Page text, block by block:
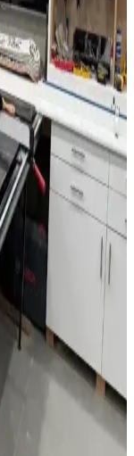
kenar işleme
projeler ortaya
dikkat gerektiren
Estetik
Yaratın
ve fonksiyonelliği
ve özelliklerdeki
ile Alan
şık tasarımlarla
Farklı
ve Estetiğin
bir araya getirerek
şık ve kolay